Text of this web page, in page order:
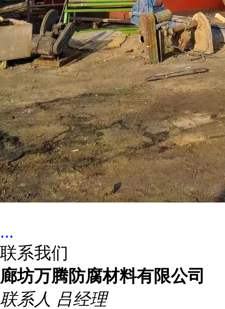
...
联系我们
廊坊万腾防腐材料有限公司
联系人 吕经理